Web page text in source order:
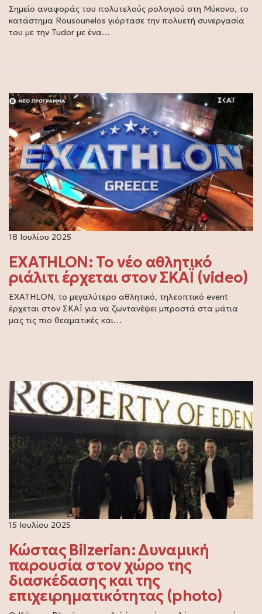
Σημείο αναφοράς του πολυτελούς ρολογιού στη Μύκονο, το
κατάστημα Rousounelos γιόρτασε την πολυετή συνεργασία
του με την Tudor με ένα…
18 Ιουλίου 2025
EXATHLON: Το νέο αθλητικό
ριάλιτι έρχεται στον ΣΚΑΪ (video)
EXATHLON, το μεγαλύτερο αθλητικό, τηλεοπτικό event
έρχεται στον ΣΚΑΪ για να ζωντανέψει μπροστά στα μάτια
μας τις πιο θεαματικές και…
15 Ιουλίου 2025
Κώστας Bilzerian: Δυναμική
παρουσία στον χώρο της
διασκέδασης και της
επιχειρηματικότητας (photo)